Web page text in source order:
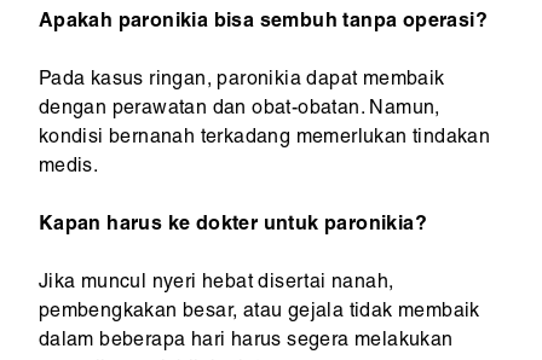
Apakah paronikia bisa sembuh tanpa operasi?
Pada kasus ringan, paronikia dapat membaik
dengan perawatan dan obat-obatan. Namun,
kondisi bernanah terkadang memerlukan tindakan
medis.
Kapan harus ke dokter untuk paronikia?
Jika muncul nyeri hebat disertai nanah,
pembengkakan besar, atau gejala tidak membaik
dalam beberapa hari harus segera melakukan